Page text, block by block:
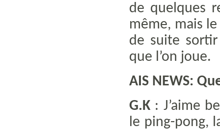
de quelques
même, mais
de suite
que l’on joue.
AIS NEWS:
G.K : J’aime
le ping-pong,